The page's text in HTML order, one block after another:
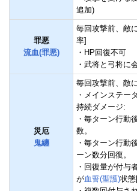
追加)
罪悪
流血(罪悪)
毎回攻撃前、敵
率]
・HP回復不可
・武将と弓将に
災厄
鬼纏
毎回攻撃前、敵
・メインステー
持続ダメージ:
・毎ターン行動
数。
・毎ターン行動
ーン数分回復。
・回復量が付与
が血誓(聖護)状態